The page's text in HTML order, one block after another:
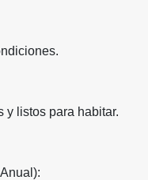
y listos para habitar.